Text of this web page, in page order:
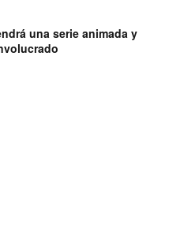
una serie animada y